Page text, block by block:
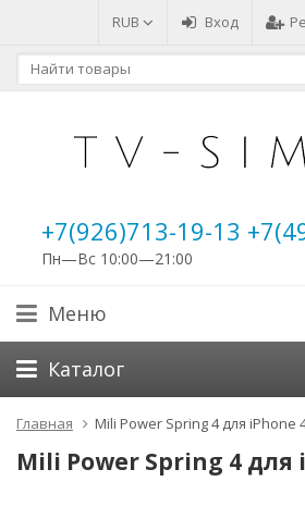
RUB Вход
+7(926)713-19-13
Пн—Вс 10:00—21:00
Меню
Каталог
Главная Mili Power Spring 4 для iPhone
Mili Power Spring 4 для